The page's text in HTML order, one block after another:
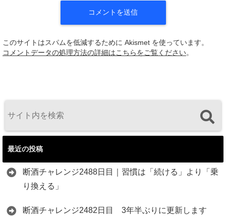
このサイトはスパムを低減するために Akismet を使っています。
コメントデータの処理方法の詳細はこちらをご覧ください。
最近の投稿
断酒チャレンジ2488日目｜習慣は「続ける」より「乗
り換える」
断酒チャレンジ2482日目 3年半ぶりに更新します